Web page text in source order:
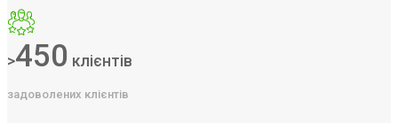
>450 клієнтів
задоволених клієнтів